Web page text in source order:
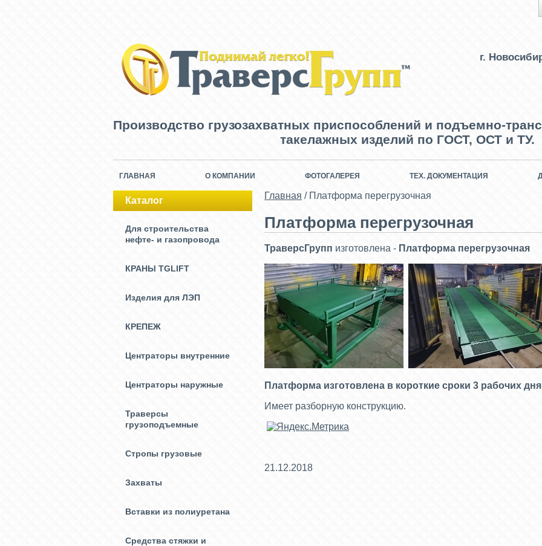
г.
Производство грузозахватных приспособлений и подъемно-
такелажных изделий по ГОСТ, ОСТ и ТУ.
ГЛАВНАЯ О КОМПАНИИ ФОТОГАЛЕРЕЯ ТЕХ. ДОКУМЕНТАЦИЯ
Каталог
Для строительства
нефте- и газопровода
КРАНЫ TGLIFT
Изделия для ЛЭП
КРЕПЕЖ
Центраторы внутренние
Центраторы наружные
Траверсы
грузоподъемные
Стропы грузовые
Захваты
Вставки из полиуретана
Средства стяжки и
Главная / Платформа перегрузочная
Платформа перегрузочная
ТраверсГрупп изготовлена - Платформа перегрузочная
Платформа изготовлена в короткие сроки 3 рабочих
Имеет разборную конструкцию.
21.12.2018